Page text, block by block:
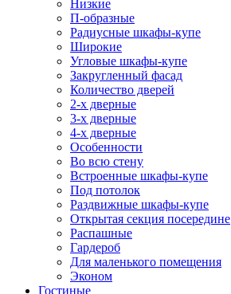
Низкие
П-образные
Радиусные шкафы-купе
Широкие
Угловые шкафы-купе
Закругленный фасад
Количество дверей
2-х дверные
3-х дверные
4-х дверные
Особенности
Во всю стену
Встроенные шкафы-купе
Под потолок
Раздвижные шкафы-купе
Открытая секция посередине
Распашные
Гардероб
Для маленького помещения
Эконом
Гостиные